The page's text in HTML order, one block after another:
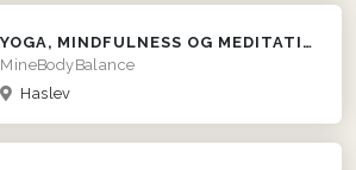
YOGA, MINDFULNESS OG MEDITATION
MineBodyBalance
Haslev